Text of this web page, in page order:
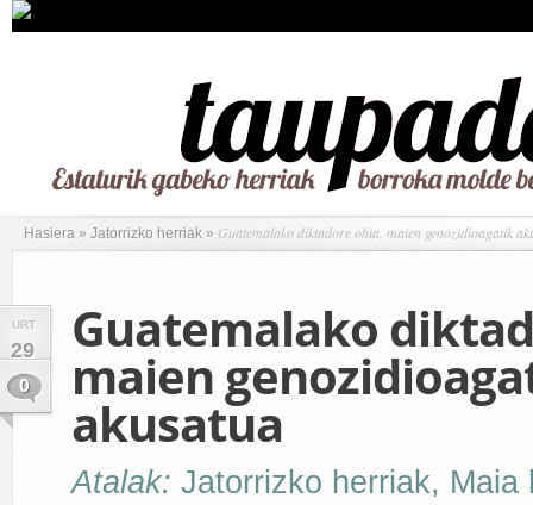
Hasiera » Jatorrizko herriak » Guatemalako diktadore ohia, maien genozidioagatik
URT
29
0
Guatemalako
maien
akusatua
Atalak: Jatorrizko herriak, Maia